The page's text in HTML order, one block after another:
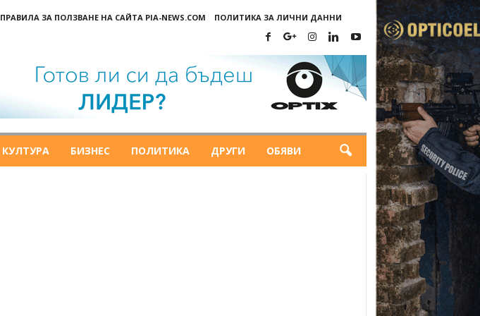
ПРАВИЛА ЗА ПОЛЗВАНЕ НА САЙТА PIA-NEWS.COM ПОЛИТИКА ЗА ЛИЧНИ ДАННИ
КУЛТУРА БИЗНЕС ПОЛИТИКА ДРУГИ ОБЯВИ